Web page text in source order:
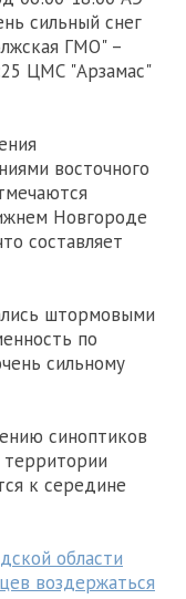
сильный снег
ГМО" –
ЦМС "Арзамас"
восточного
Новгороде
составляет
штормовыми
по
сильному
синоптиков
к середине
области
воздержаться